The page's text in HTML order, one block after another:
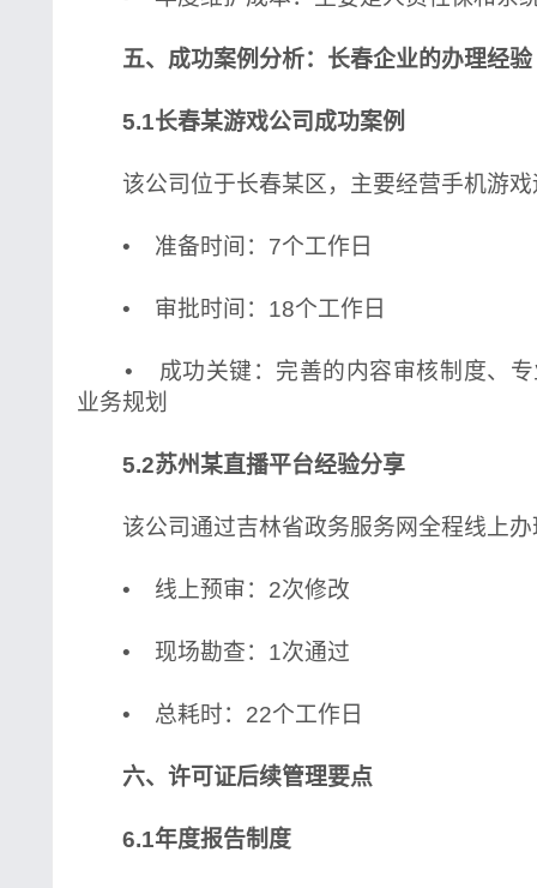
五、成功案例分析：长春企业的办理经验
5.1长春某游戏公司成功案例
该公司位于长春某区，主要经营手机游戏
• 准备时间：7个工作日
• 审批时间：18个工作日
• 成功关键：完善的内容审核制度、专
业务规划
5.2苏州某直播平台经验分享
该公司通过吉林省政务服务网全程线上办
• 线上预审：2次修改
• 现场勘查：1次通过
• 总耗时：22个工作日
六、许可证后续管理要点
6.1年度报告制度